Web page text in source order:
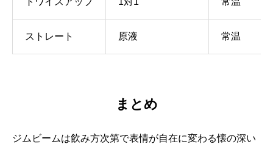
ストレート 原液 常温
まとめ
ジムビームは飲み方次第で表情が自在に変わる懐の深い